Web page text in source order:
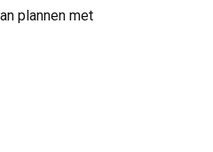
plannen met